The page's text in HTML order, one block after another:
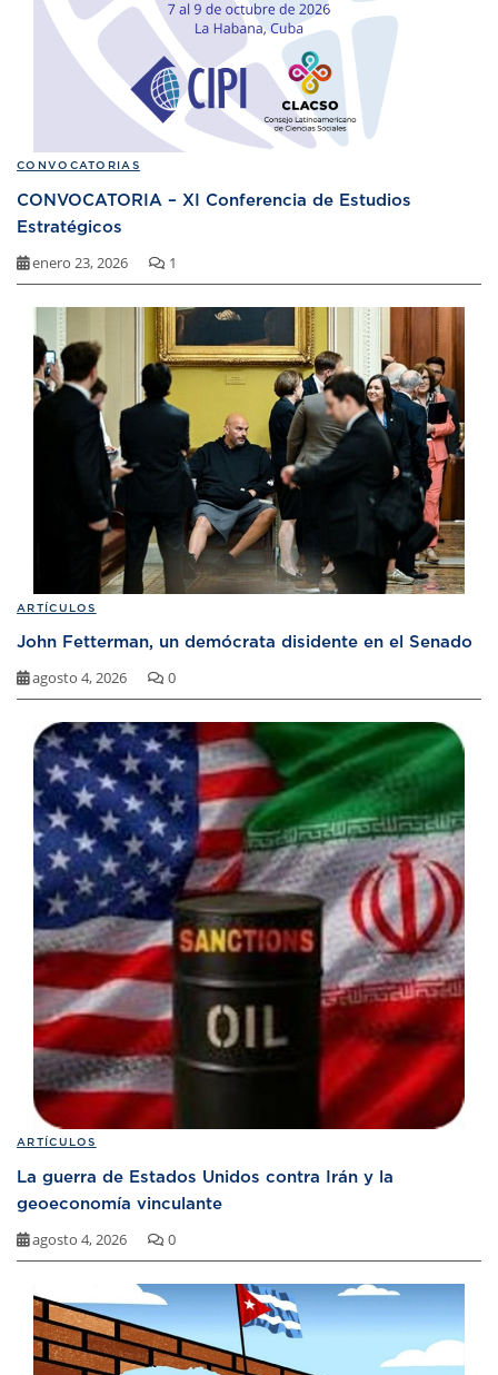
CONVOCATORIAS
CONVOCATORIA – XI Conferencia de Estudios
Estratégicos
enero 23, 2026 1
ARTÍCULOS
John Fetterman, un demócrata disidente en el Senado
agosto 4, 2026 0
ARTÍCULOS
La guerra de Estados Unidos contra Irán y la
geoeconomía vinculante
agosto 4, 2026 0